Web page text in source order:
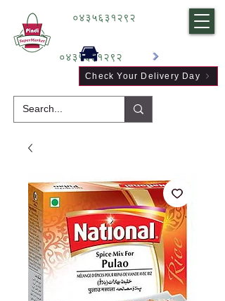
०४३५६३१२९२
०४३५६३१२९२
Check Your Delivery Day